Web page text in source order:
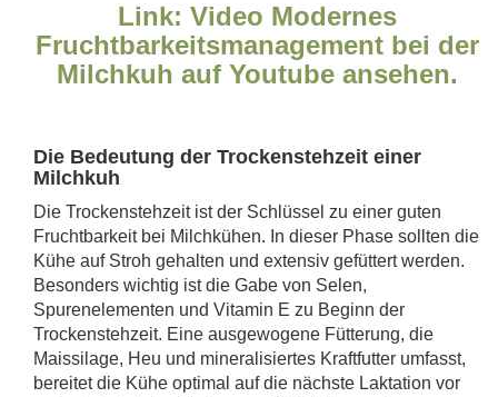
Link: Video Modernes
Fruchtbarkeitsmanagement bei der
Milchkuh auf Youtube ansehen.
Die Bedeutung der Trockenstehzeit einer
Milchkuh
Die Trockenstehzeit ist der Schlüssel zu einer guten
Fruchtbarkeit bei Milchkühen. In dieser Phase sollten die
Kühe auf Stroh gehalten und extensiv gefüttert werden.
Besonders wichtig ist die Gabe von Selen,
Spurenelementen und Vitamin E zu Beginn der
Trockenstehzeit. Eine ausgewogene Fütterung, die
Maissilage, Heu und mineralisiertes Kraftfutter umfasst,
bereitet die Kühe optimal auf die nächste Laktation vor